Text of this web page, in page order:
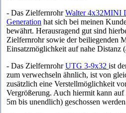
- Das Zielfernrohr Walter 4x32MINI
Generation hat sich bei meinen
bewährt. Herausragend gut sind
Zielfernrohr sowie der beiliegenden
Einsatzmöglichkeit auf nahe Distanz
- Das ZielfernrohrUTG 3-9x32 ist
zum verwechseln ähnlich, ist von
zusätzlich eine Verstellmöglichkeit
Vergrößerung. Auch hiermit kann auf
5m bis unendlich) geschossen